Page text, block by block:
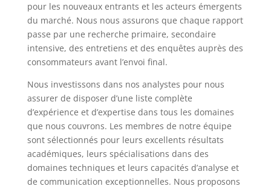
pour les nouveaux entrants et les acteurs émergents
du marché. Nous nous assurons que chaque rapport
passe par une recherche primaire, secondaire
intensive, des entretiens et des enquêtes auprès des
consommateurs avant l’envoi final.
Nous investissons dans nos analystes pour nous
assurer de disposer d’une liste complète
d’expérience et d’expertise dans tous les domaines
que nous couvrons. Les membres de notre équipe
sont sélectionnés pour leurs excellents résultats
académiques, leurs spécialisations dans des
domaines techniques et leurs capacités d’analyse et
de communication exceptionnelles. Nous proposons